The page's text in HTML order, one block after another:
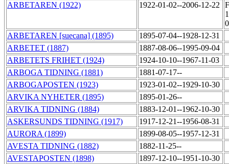
ARBETAREN (1922)
1922-01-02--2006-12-22
ARBETAREN [suecana] (1895)
1895-07-04--1928-12-31
ARBETET (1887)
1887-08-06--1995-09-04
ARBETETS FRIHET (1924)
1924-10-10--1967-11-03
ARBOGA TIDNING (1881)
1881-07-17--
ARBOGAPOSTEN (1923)
1923-01-02--1929-10-30
ARVIKA NYHETER (1895)
1895-01-26--
ARVIKA TIDNING (1884)
1883-12-01--1962-10-30
ASKERSUNDS TIDNING (1917)
1917-12-21--1956-08-31
AURORA (1899)
1899-08-05--1957-12-31
AVESTA TIDNING (1882)
1882-11-25--
AVESTAPOSTEN (1898)
1897-12-10--1951-10-30